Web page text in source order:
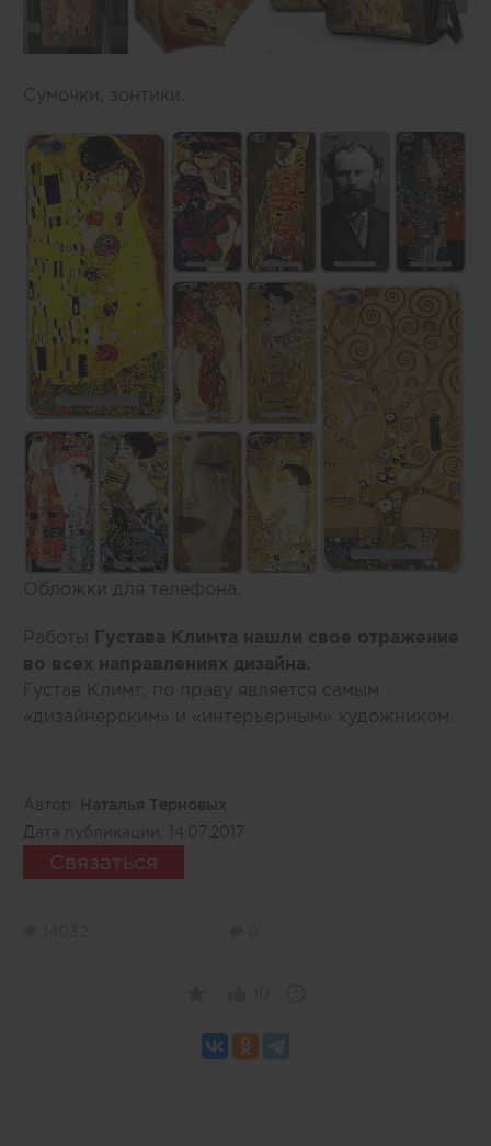
Сумочки, зонтики.
Обложки для телефона.
Работы
Густава Климта нашли свое отражение
во всех направлениях дизайна.
Густав Климт, по праву является самым
«дизайнерским» и «интерьерным» художником.
Автор:
Наталья Терновых
Дата публикации:
14.07.2017
Связаться